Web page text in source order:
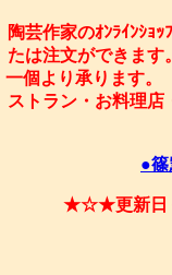
陶芸作家のｵﾝﾗｲﾝｼｮ
たは注文ができます
一個よ
ストラン・お料理
●篠
★☆★更新日